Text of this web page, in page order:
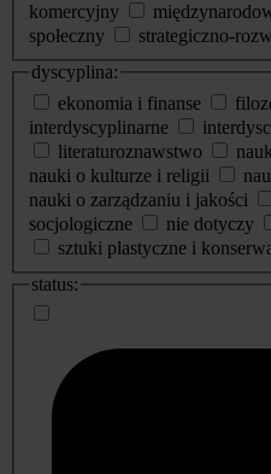
komercyjny
społeczny
strategiczno-
dyscyplina:
ekonomia i finanse
interdyscyplinarne
literaturoznawstwo
nauki o kulturze i religii
nauki o zarządzaniu i jakości
socjologiczne
nie dotyczy
sztuki plastyczne i
status: